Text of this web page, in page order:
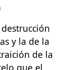
y la de la
de la